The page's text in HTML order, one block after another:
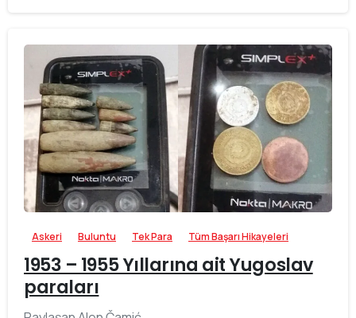
-
Askeri Buluntu Tek Para Tüm Başarı Hikayeleri
1953 – 1955 Yıllarına ait Yugoslav
paraları